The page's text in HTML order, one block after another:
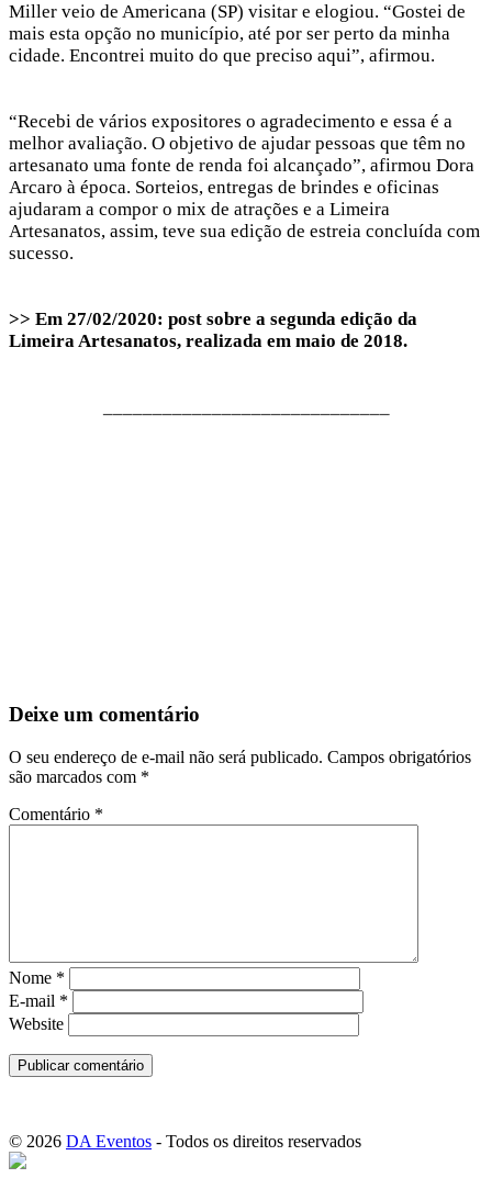
Hacklink panel
Hacklink panel
Hacklink panel
Hacklink panel
Hacklink panel
Hacklink panel
Hacklink panel
Hacklink
Hacklink panel
Hacklink
Hacklink
Hacklink panel
Hacklink
Miller veio de Americana (SP) visitar e elogiou. “Gostei de
mais esta opção no município, até por ser perto da minha
cidade. Encontrei muito do que preciso aqui”, afirmou.
“Recebi de vários expositores o agradecimento e essa é a
melhor avaliação. O objetivo de ajudar pessoas que têm no
artesanato uma fonte de renda foi alcançado”, afirmou Dora
Arcaro à época. Sorteios, entregas de brindes e oficinas
ajudaram a compor o mix de atrações e a Limeira
Artesanatos, assim, teve sua edição de estreia concluída com
sucesso.
>> Em 27/02/2020: post sobre a segunda edição da
Limeira Artesanatos, realizada em maio de 2018.
Deixe um comentário
O seu endereço de e-mail não será publicado. Campos obrigatórios
são marcados com *
Comentário *
Nome *
E-mail *
Website
© 2026 DA Eventos - Todos os direitos reservados